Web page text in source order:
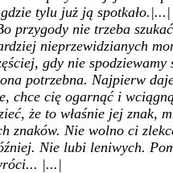
tylu już ją spotkało.|...|
przygody nie trzeba
nieprzewidzianych
gdy nie
potrzebna. Najpierw
chce cię ogarnąć i
że to właśnie jej znak,
znaków. Nie wolno ci
Nie lubi leniwych.
|...|